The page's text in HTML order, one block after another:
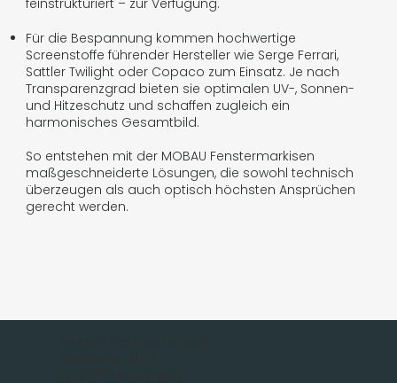
feinstrukturiert – zur Verfügung.
Für die Bespannung kommen hochwertige
Screenstoffe führender Hersteller wie Serge Ferrari,
Sattler Twilight oder Copaco zum Einsatz. Je nach
Transparenzgrad bieten sie optimalen UV-, Sonnen-
und Hitzeschutz und schaffen zugleich ein
harmonisches Gesamtbild.
So entstehen mit der MOBAU Fenstermarkisen
maßgeschneiderte Lösungen, die sowohl technisch
überzeugen als auch optisch höchsten Ansprüchen
gerecht werden.